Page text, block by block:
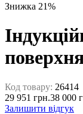
Знижка 21%
Код товару: 26414
29 951 грн.38 000
Залишити відгук